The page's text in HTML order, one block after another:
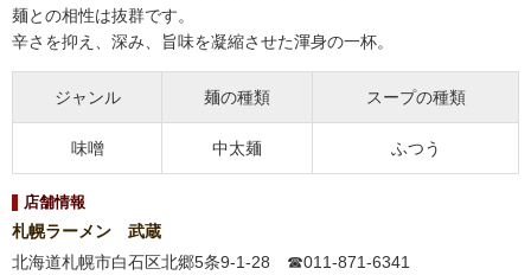
麺との相性は抜群です。
辛さを抑え、深み、旨味を凝縮させた渾身の一杯。
ジャンル 麺の種類 スープの種類
味噌 中太麺 ふつう
店舗情報
札幌ラーメン 武蔵
北海道札幌市白石区北郷5条9-1-28 ☎011-871-6341